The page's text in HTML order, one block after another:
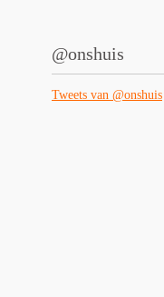
@onshuis
Tweets van @onshuis